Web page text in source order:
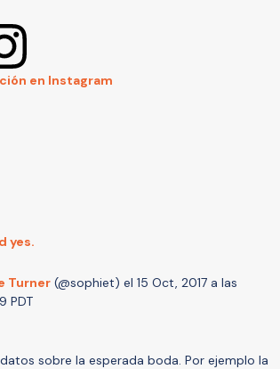
en Instagram
yes.
Turner(@sophiet) el 15 Oct, 2017 a las
PDT
sobre la esperada boda. Por ejemplo la